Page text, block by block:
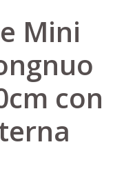
Mini
con